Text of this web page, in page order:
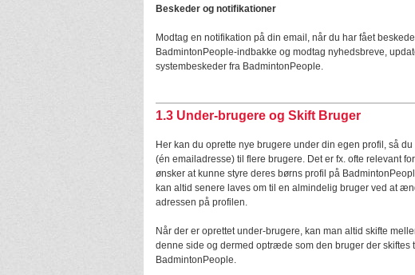
Beskeder og notifikationer
Modtag en notifikation på din email, når du har fået
BadmintonPeople-indbakke og modtag nyhedsbreve,
systembeskeder fra BadmintonPeople.
1.3 Under-brugere og Skift Bruger
Her kan du oprette nye brugere under din egen profil, så
(én emailadresse) til flere brugere. Det er fx. ofte relevant
ønsker at kunne styre deres børns profil på
kan altid senere laves om til en almindelig bruger ved at
adressen på profilen.
Når der er oprettet under-brugere, kan man altid skifte
denne side og dermed optræde som den bruger der skiftes
BadmintonPeople.